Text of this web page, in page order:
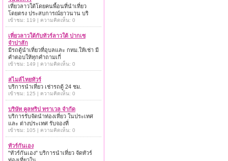
เที่ยวลาวใต้โดยคนพื้อนที่นำเที่ยว
โดยตรง ประสบการณ์ยาวนาน บริ
เข้าชม: 119 | ความคิดเห็น: 0
เที่ยวลาวใต้กับทัวร์ลาวใต้ ปากเซ
จำปาสัก
มีรถตู้นำเที่ยวที่อุบลและ กทม.ให้เช่า มี
คำตอบให้ทุกคำถามเกี่
เข้าชม: 149 | ความคิดเห็น: 0
สไมล์ไทยทัวร์
บริการนำเที่ยว เช่ารถตู้ 24 ชม.
เข้าชม: 125 | ความคิดเห็น: 0
บริษัท คูลทริป ทราเวล จำกัด
บริการรับจัดนำท่องเที่ยว ในประเทศ
และ ต่างประเทศ รับจองที่
เข้าชม: 105 | ความคิดเห็น: 0
ทัวร์กันเอง
"ทัวร์กันเอง" บริการนำเที่ยว จัดทัวร์